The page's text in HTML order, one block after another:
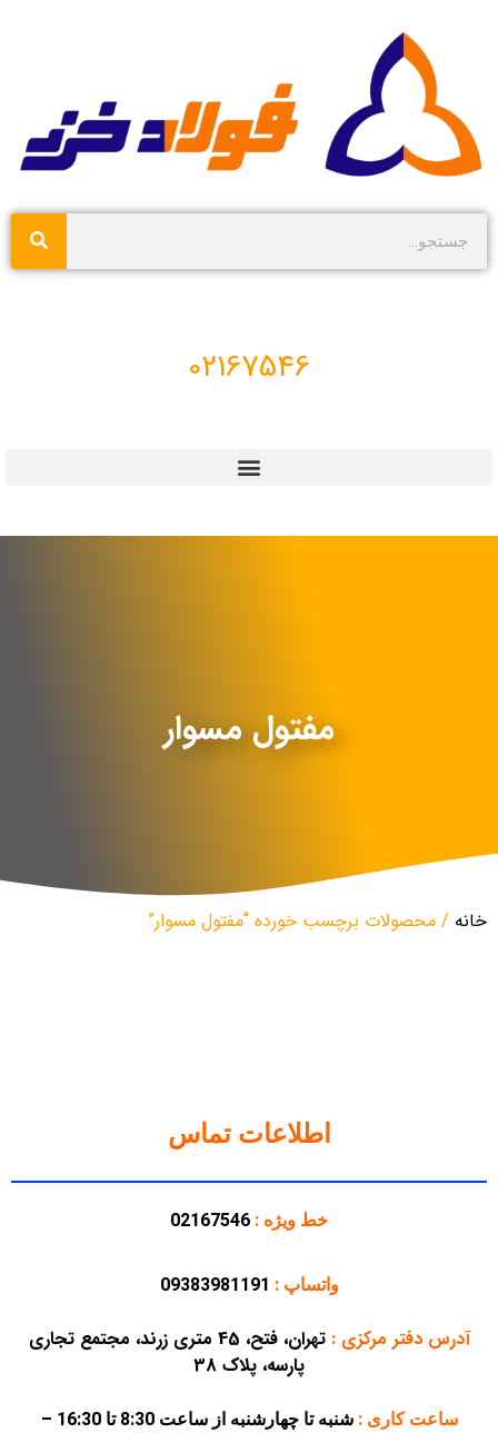
02167546
مفتول مسوار
خانه / محصولات برچسب خورده “مفتول مسوار”
اطلاعات تماس
خط ویژه : 02167546
واتساپ : 09383981191
آدرس دفتر مرکزی:
تهران، فتح، 45 متری زرند، مجتمع تجاری
پارسه، پلاک 38
ساعت کاری :
شنبه تا چهارشنبه از ساعت 8:30 تا 16:30 –